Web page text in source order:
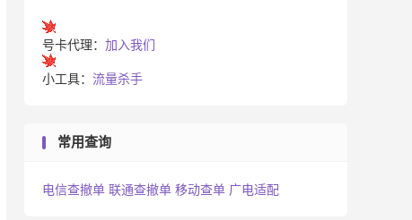
号卡代理： 加入我们
小工具： 流量杀手
常用查询
电信查撤单 联通查撤单 移动查单 广电适配